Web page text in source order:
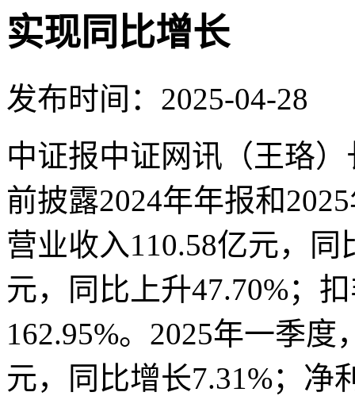
实现同比增长
发布时间：2025-04-28
中证报中证网讯（王珞）
前披露2024年年报和
营业收入110.58亿元，同
元，同比上升47.70%；
162.95%。2025年一季
元，同比增长7.31%；净